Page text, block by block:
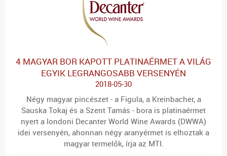
4 MAGYAR BOR KAPOTT PLATINAÉRMET A VILÁG
EGYIK LEGRANGOSABB VERSENYÉN
2018-05-30
Négy magyar pincészet - a Figula, a Kreinbacher, a
Sauska Tokaj és a Szent Tamás - bora is platinaérmet
nyert a londoni Decanter World Wine Awards (DWWA)
idei versenyén, ahonnan négy aranyérmet is elhoztak a
magyar termelők, írja az MTI.